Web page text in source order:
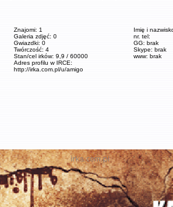
Znajomi: 1
Galeria zdjęć: 0
Gwiazdki: 0
Twórczość: 4
Stan/cel irków: 9,9 / 60000
Adres profilu w IRCE:
http://irka.com.pl/u/amigo
Imię i
nr. tel:
GG: brak
Skype: brak
www: brak